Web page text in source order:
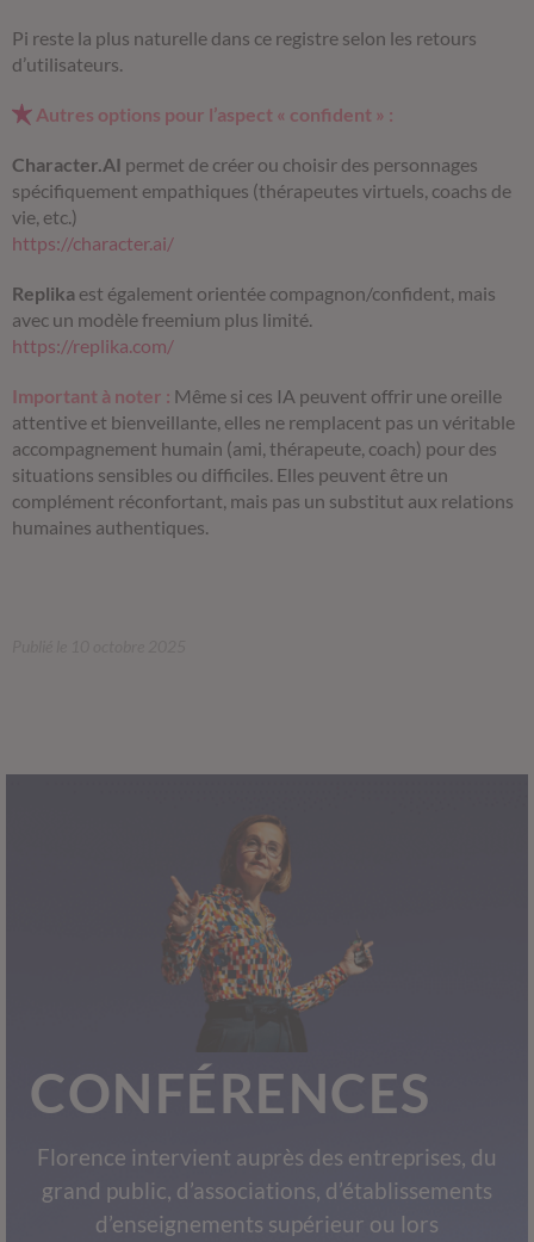
Pi reste la plus naturelle dans ce registre selon les retours
d’utilisateurs.
Autres options pour l’aspect « confident » :
Character.AI permet de créer ou choisir des personnages
spécifiquement empathiques (thérapeutes virtuels, coachs de
vie, etc.)
https://character.ai/
Replika est également orientée compagnon/confident, mais
avec un modèle freemium plus limité.
https://replika.com/
Important à noter : Même si ces IA peuvent offrir une oreille
attentive et bienveillante, elles ne remplacent pas un véritable
accompagnement humain (ami, thérapeute, coach) pour des
situations sensibles ou difficiles. Elles peuvent être un
complément réconfortant, mais pas un substitut aux relations
humaines authentiques.
CONFÉRENCES
Florence intervient auprès des entreprises, du
grand public, d’associations, d’établissements
d’enseignements supérieur ou lors